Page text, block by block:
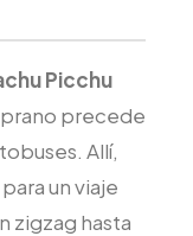
Picchu
precede
Allí,
un viaje
zigzag hasta